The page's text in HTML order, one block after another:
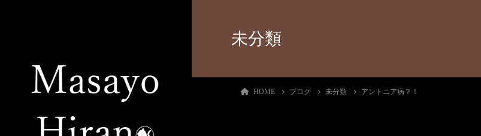
未分類
HOME ブログ 未分類 アントニア病？！